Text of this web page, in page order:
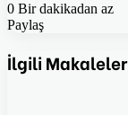
0 Bir dakikadan az
Paylaş
Posta
ile
İlgili Makaleler